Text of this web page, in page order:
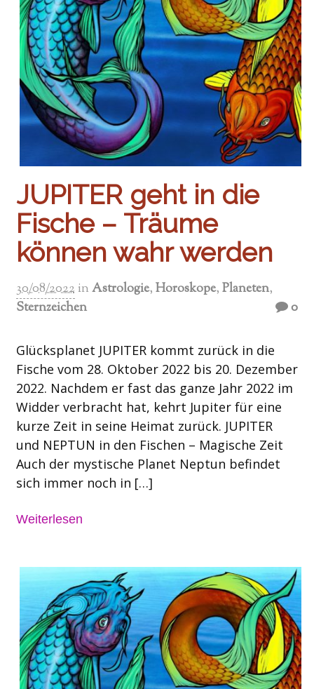
JUPITER geht in die
Fische – Träume
können wahr werden
30/08/2022 inAstrologie,Horoskope,Planeten,
Sternzeichen
0
Glücksplanet JUPITER kommt zurück in die
Fische vom 28. Oktober 2022 bis 20. Dezember
2022. Nachdem er fast das ganze Jahr 2022 im
Widder verbracht hat, kehrt Jupiter für eine
kurze Zeit in seine Heimat zurück. JUPITER
und NEPTUN in den Fischen – Magische Zeit
Auch der mystische Planet Neptun befindet
sich immer noch in […]
Weiterlesen